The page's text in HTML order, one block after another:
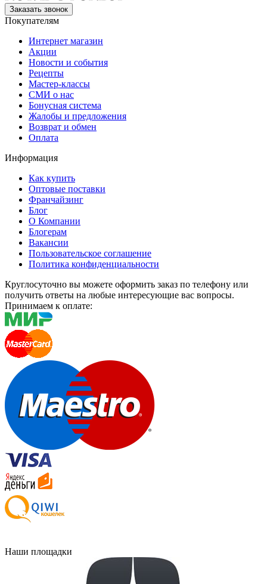
Заказать звонок
Покупателям
Интернет магазин
Акции
Новости и события
Рецепты
Мастер-классы
СМИ о нас
Бонусная система
Жалобы и предложения
Возврат и обмен
Оплата
Информация
Как купить
Оптовые поставки
Франчайзинг
Блог
О Компании
Блогерам
Вакансии
Пользовательское соглашение
Политика конфиденциальности
Круглосуточно вы можете оформить заказ по телефону или
получить ответы на любые интересующие вас вопросы.
Принимаем к оплате:
Наши площадки